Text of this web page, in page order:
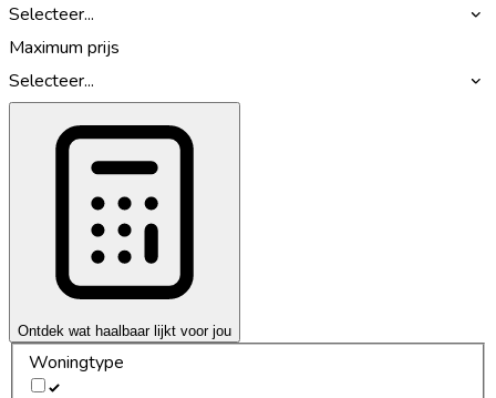
Selecteer...
Maximum prijs
Selecteer...
Ontdek wat haalbaar lijkt voor jou
Woningtype